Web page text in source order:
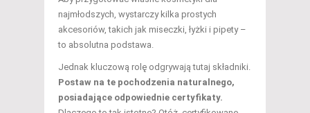
najmłodszych, wystarczy kilka prostych
akcesoriów, takich jak miseczki, łyżki i pipety –
to absolutna podstawa.
Jednak kluczową rolę odgrywają tutaj składniki.
Postaw na te pochodzenia naturalnego,
posiadające odpowiednie certyfikaty.